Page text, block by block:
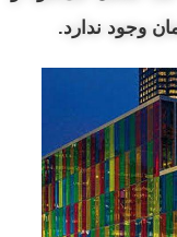
وجود ندارد.